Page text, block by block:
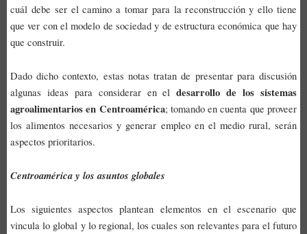
cuál debe ser el camino a tomar para la reconstrucción y ello tiene
que ver con el modelo de sociedad y de estructura económica que hay
que construir.
Dado dicho contexto, estas notas tratan de presentar para discusión
algunas ideas para considerar en eldesarrollo de los sistemas
agroalimentarios en Centroamérica; tomando en cuenta que proveer
los alimentos necesarios y generar empleo en el medio rural, serán
aspectos prioritarios.
Centroamérica y los asuntos globales
Los siguientes aspectos plantean elementos en el escenario que
vincula lo global y lo regional, los cuales son relevantes para el futuro